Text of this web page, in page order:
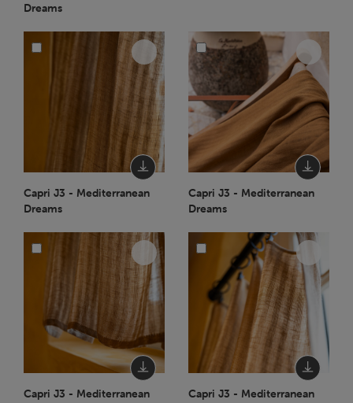
Dreams
Capri J3 - Mediterranean
Dreams
Capri J3 - Mediterranean
Dreams
Capri J3 - Mediterranean
Capri J3 - Mediterranean